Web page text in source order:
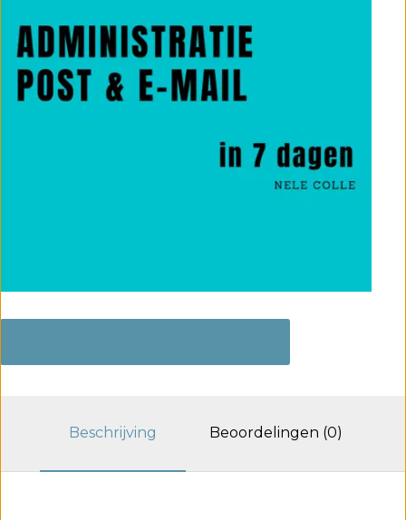
Beschrijving Beoordelingen (0)